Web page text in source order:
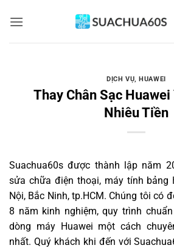
qua
DỊCH VỤ,HUAWEI
Thay Chân Sạc Huawei
Nhiêu Tiền
Suachua60s được thành lập năm
sửa chữa điện thoại, máy tính bảng
Nội, Bắc Ninh, tp.HCM. Chúng tôi có
8 năm kinh nghiệm, quy trình
dòng máy Huawei một cách
nhất. Quý khách khi đến với